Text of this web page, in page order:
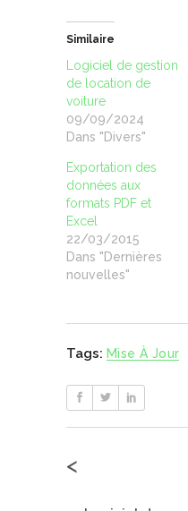
Similaire
Logiciel de gestion
de location de
voiture
09/09/2024
Dans "Divers"
Exportation des
données aux
formats PDF et
Excel
22/03/2015
Dans "Dernières
nouvelles"
Tags: Mise À Jour
<